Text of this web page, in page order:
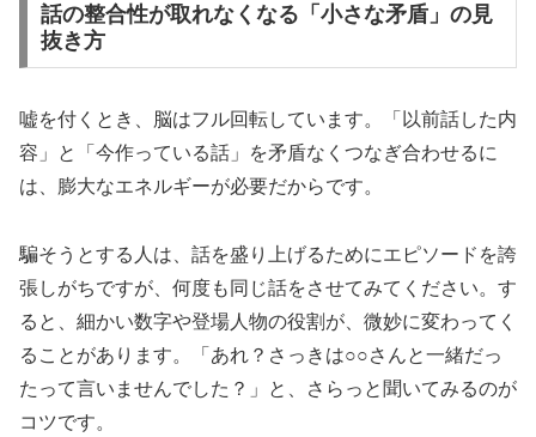
話の整合性が取れなくなる「小さな矛盾」の見
抜き方
嘘を付くとき、脳はフル回転しています。「以前話した内
容」と「今作っている話」を矛盾なくつなぎ合わせるに
は、膨大なエネルギーが必要だからです。
騙そうとする人は、話を盛り上げるためにエピソードを誇
張しがちですが、何度も同じ話をさせてみてください。す
ると、細かい数字や登場人物の役割が、微妙に変わってく
ることがあります。「あれ？さっきは○○さんと一緒だっ
たって言いませんでした？」と、さらっと聞いてみるのが
コツです。